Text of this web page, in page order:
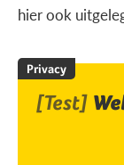
hier ook
Privacy
[Test]